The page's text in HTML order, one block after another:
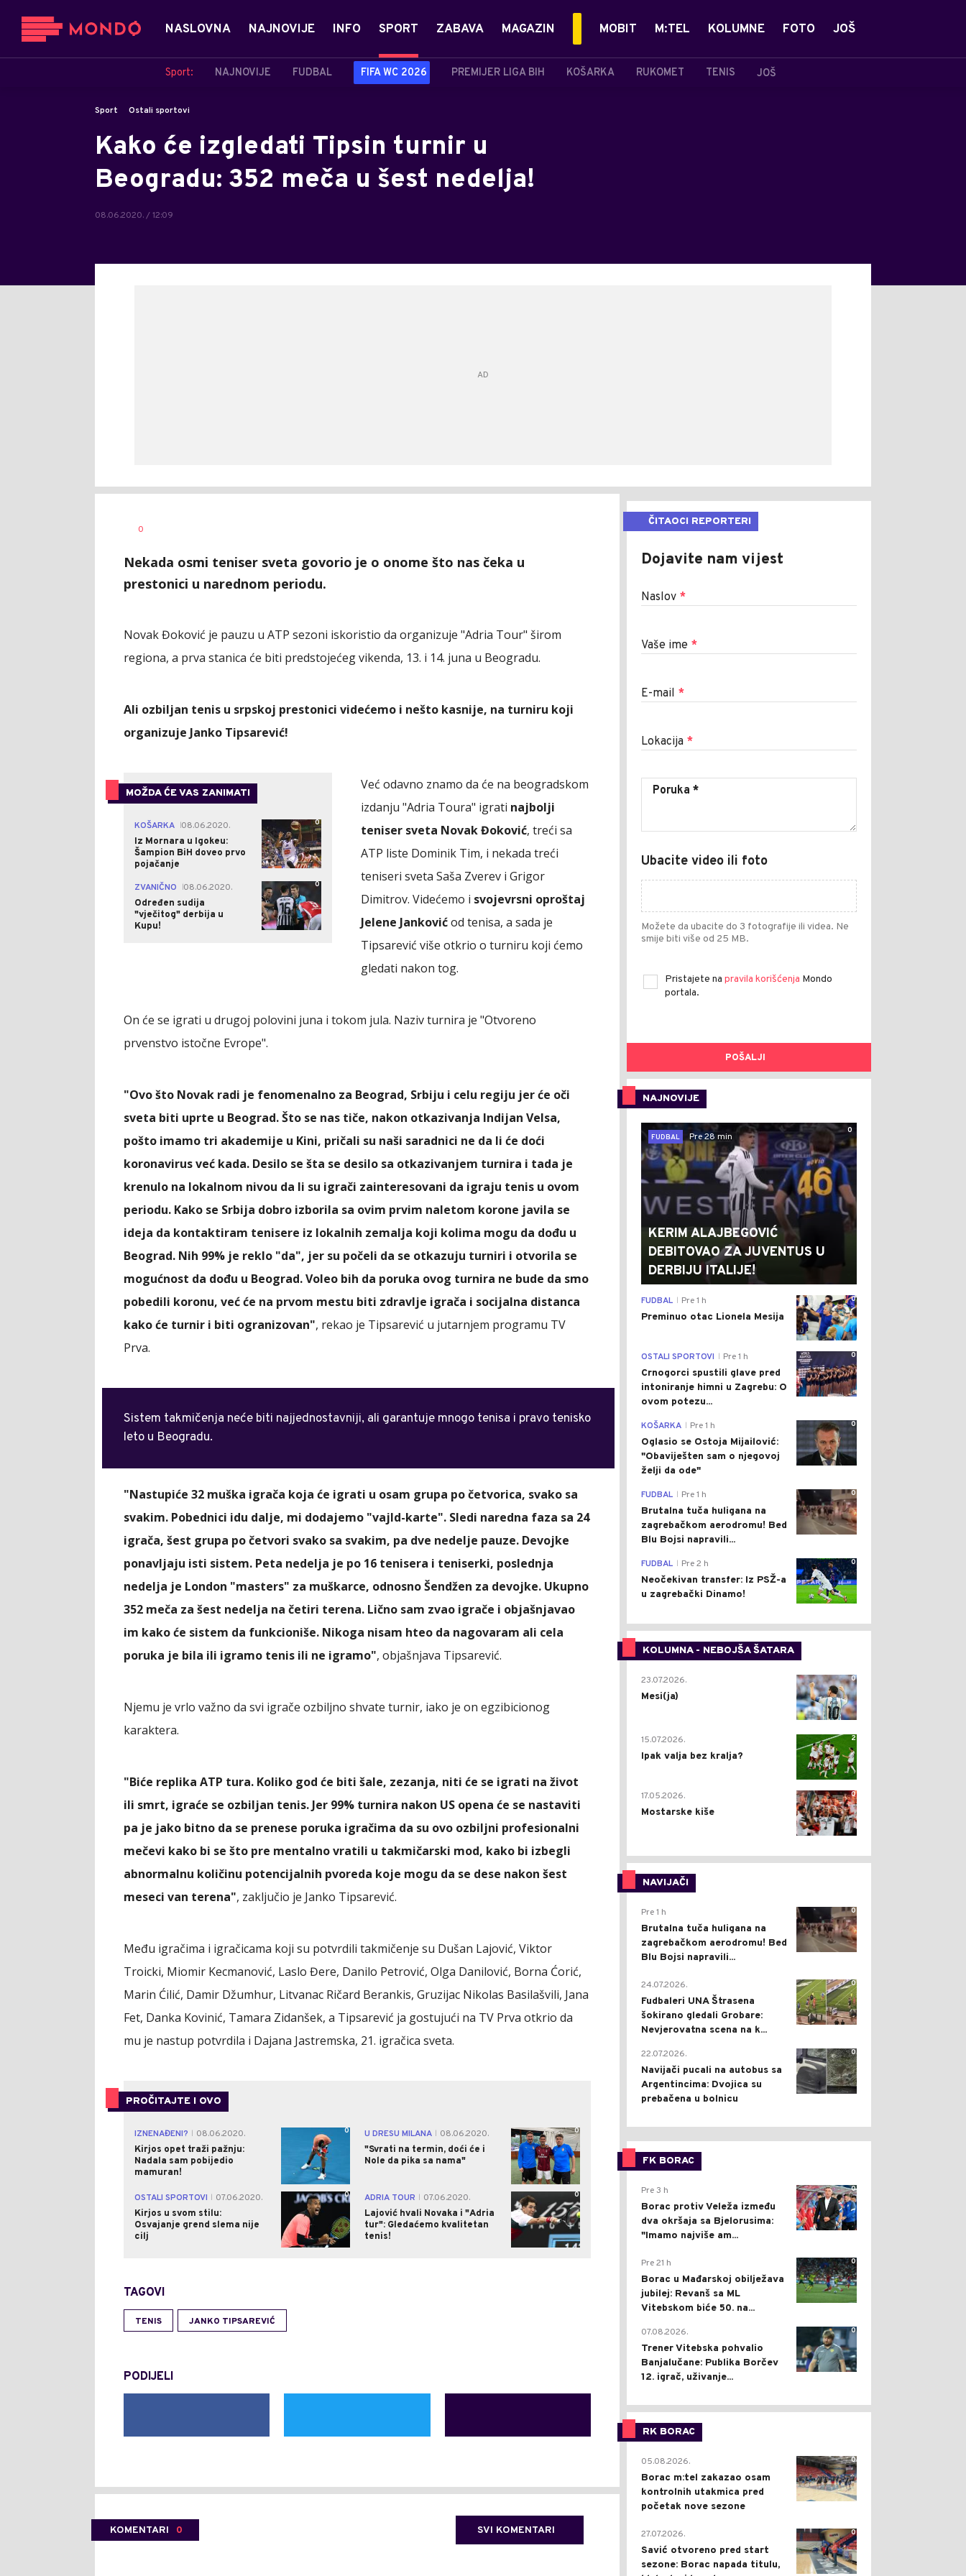
NASLOVNA NAJNOVIJE INFO SPORT
Sport: NAJNOVIJE FUDBAL FIFA WC 2026 PREMIJER LIGA BIH KOŠARKA RUKOMET TENIS JOŠ
ZABAVA MAGAZIN MOBIT M:TEL KOLUMNE FOTO JOŠ
Sport Ostali sportovi
Kako će izgledati Tipsin turnir u
Beogradu: 352 meča u šest nedelja!
08.06.2020. / 12:09
AUTOR
0
Nekada osmi teniser sveta govorio je o onome što nas čeka u
prestonici u narednom periodu.
Novak Đoković je pauzu u ATP sezoni iskoristio da organizuje "Adria Tour" širom
regiona, a prva stanica će biti predstojećeg vikenda, 13. i 14. juna u Beogradu.
Ali ozbiljan tenis u srpskoj prestonici videćemo i nešto kasnije, na turniru koji
organizuje Janko Tipsarević!
MOŽDA ĆE VAS ZANIMATI
KOŠARKA
08.06.2020.
Iz Mornara u Igokeu:
Šampion BiH doveo prvo
pojačanje
0
ZVANIČNO
08.06.2020.
Određen sudija
"vječitog" derbija u
Kupu!
0
Već odavno znamo da će na beogradskom
izdanju "Adria Toura" igrati najbolji
teniser sveta Novak Đoković, treći sa
ATP liste Dominik Tim, i nekada treći
teniseri sveta Saša Zverev i Grigor
Dimitrov. Videćemo i svojevrsni oproštaj
Jelene Jankovićod tenisa, a sada je
Tipsarević više otkrio o turniru koji ćemo
gledati nakon tog.
On će se igrati u drugoj polovini juna i tokom jula. Naziv turnira je "Otvoreno
prvenstvo istočne Evrope".
"Ovo što Novak radi je fenomenalno za Beograd, Srbiju i celu regiju jer će oči
sveta biti uprte u Beograd. Što se nas tiče, nakon otkazivanja Indijan Velsa,
pošto imamo tri akademije u Kini, pričali su naši saradnici ne da li će doći
koronavirus već kada. Desilo se šta se desilo sa otkazivanjem turnira i tada je
krenulo na lokalnom nivou da li su igrači zainteresovani da igraju tenis u ovom
periodu. Kako se Srbija dobro izborila sa ovim prvim naletom korone javila se
ideja da kontaktiram tenisere iz lokalnih zemalja koji kolima mogu da dođu u
Beograd. Nih 99% je reklo "da", jer su počeli da se otkazuju turniri i otvorila se
mogućnost da dođu u Beograd. Voleo bih da poruka ovog turnira ne bude da smo
pobedili koronu, već će na prvom mestu biti zdravlje igrača i socijalna distanca
kako će turnir i biti ogranizovan", rekao je Tipsarević u jutarnjem programu TV
Prva.
Sistem takmičenja neće biti najjednostavniji, ali garantuje mnogo tenisa i pravo tenisko
leto u Beogradu.
"Nastupiće 32 muška igrača koja će igrati u osam grupa po četvorica, svako sa
svakim. Pobednici idu dalje, mi dodajemo "vajld-karte". Sledi naredna faza sa 24
igrača, šest grupa po četvori svako sa svakim, pa dve nedelje pauze. Devojke
ponavljaju isti sistem. Peta nedelja je po 16 tenisera i teniserki, poslednja
nedelja je London "masters" za muškarce, odnosno Šendžen za devojke. Ukupno
352 meča za šest nedelja na četiri terena. Lično sam zvao igrače i objašnjavao
im kako će sistem da funkcioniše. Nikoga nisam hteo da nagovaram ali cela
poruka je bila ili igramo tenis ili ne igramo", objašnjava Tipsarević.
Njemu je vrlo važno da svi igrače ozbiljno shvate turnir, iako je on egzibicionog
karaktera.
"Biće replika ATP tura. Koliko god će biti šale, zezanja, niti će se igrati na život
ili smrt, igraće se ozbiljan tenis. Jer 99% turnira nakon US opena će se nastaviti
pa je jako bitno da se prenese poruka igračima da su ovo ozbiljni profesionalni
mečevi kako bi se što pre mentalno vratili u takmičarski mod, kako bi izbegli
abnormalnu količinu potencijalnih pvoreda koje mogu da se dese nakon šest
meseci van terena", zaključio je Janko Tipsarević.
Među igračima i igračicama koji su potvrdili takmičenje su Dušan Lajović, Viktor
Troicki, Miomir Kecmanović, Laslo Đere, Danilo Petrović, Olga Danilović, Borna Ćorić,
Marin Ćilić, Damir Džumhur, Litvanac Ričard Berankis, Gruzijac Nikolas Basilašvili, Jana
Fet, Danka Kovinić, Tamara Zidanšek, a Tipsarević ja gostujući na TV Prva otkrio da
mu je nastup potvrdila i Dajana Jastremska, 21. igračica sveta.
PROČITAJTE I OVO
IZNENAĐENI?
08.06.2020.
Kirjos opet traži pažnju:
Nadala sam pobijedio
mamuran!
0 U DRESU MILANA
08.06.2020.
"Svrati na termin, doći će i
Nole da pika sa nama"
0
OSTALI SPORTOVI
07.06.2020.
Kirjos u svom stilu:
Osvajanje grend slema nije
cilj
0 ADRIA TOUR
07.06.2020.
Lajović hvali Novaka i "Adria
tur": Gledaćemo kvalitetan
tenis!
0
TAGOVI
TENIS JANKO TIPSAREVIĆ
PODIJELI
KOMENTARI 0 SVI KOMENTARI
ČITAOCI REPORTERI
Dojavite nam vijest
Naslov *
Vaše ime *
E-mail *
Lokacija *
Ubacite video ili foto
Možete da ubacite do 3 fotografije ili videa. Ne
smije biti više od 25 MB.
Pristajete na pravila korišćenja Mondo
portala.
POŠALJI
NAJNOVIJE
0
FUDBAL
Pre 28 min
KERIM ALAJBEGOVIĆ
DEBITOVAO ZA JUVENTUS U
DERBIJU ITALIJE!
0
FUDBAL Pre 1 h
Preminuo otac Lionela Mesija
0
OSTALI SPORTOVI Pre 1 h
Crnogorci spustili glave pred
intoniranje himni u Zagrebu: O
ovom potezu...
0
KOŠARKA Pre 1 h
Oglasio se Ostoja Mijailović:
"Obaviješten sam o njegovoj
želji da ode"
0
FUDBAL Pre 1 h
Brutalna tuča huligana na
zagrebačkom aerodromu! Bed
Blu Bojsi napravili...
0
FUDBAL Pre 2 h
Neočekivan transfer: Iz PSŽ-a
u zagrebački Dinamo!
KOLUMNA - NEBOJŠA ŠATARA
0
23.07.2026.
Mesi(ja)
2
15.07.2026.
Ipak valja bez kralja?
0
17.05.2026.
Mostarske kiše
NAVIJAČI
0
Pre 1 h
Brutalna tuča huligana na
zagrebačkom aerodromu! Bed
Blu Bojsi napravili...
0
24.07.2026.
Fudbaleri UNA Štrasena
šokirano gledali Grobare:
Nevjerovatna scena na k...
0
22.07.2026.
Navijači pucali na autobus sa
Argentincima: Dvojica su
prebačena u bolnicu
FK BORAC
0
Pre 3 h
Borac protiv Veleža između
dva okršaja sa Bjelorusima:
"Imamo najviše am...
0
Pre 21 h
Borac u Mađarskoj obilježava
jubilej: Revanš sa ML
Vitebskom biće 50. na...
0
07.08.2026.
Trener Vitebska pohvalio
Banjalučane: Publika Borčev
12. igrač, uživanje...
RK BORAC
0
05.08.2026.
Borac m:tel zakazao osam
kontrolnih utakmica pred
početak nove sezone
0
27.07.2026.
Savić otvoreno pred start
sezone: Borac napada titulu,